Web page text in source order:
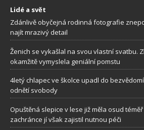
Lidé a svět
Zdánlivě obyčejná rodinná fotografie
najít mrazivý detail
Ženich se vykašlal na svou vlastní svatbu.
okamžitě vymyslela geniální pomstu
4letý chlapec ve školce upadl do
odnětí svobody
Opuštěná slepice v lese již měla osud
zachránce jí však zajistil nutnou péči